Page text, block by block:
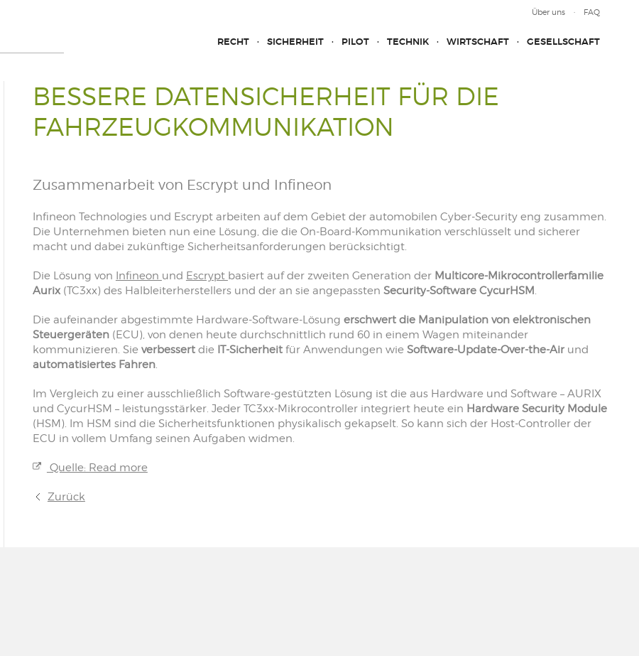
Über uns FAQ
RECHT SICHERHEIT PILOT TECHNIK WIRTSCHAFT GESELLSCHAFT
BESSERE DATENSICHERHEIT FÜR DIE
FAHRZEUGKOMMUNIKATION
Zusammenarbeit von Escrypt und Infineon
Infineon Technologies und Escrypt arbeiten auf dem Gebiet der automobilen Cyber-Security eng zusammen.
Die Unternehmen bieten nun eine Lösung, die die On-Board-Kommunikation verschlüsselt und sicherer
macht und dabei zukünftige Sicherheitsanforderungen berücksichtigt.
Die Lösung von Infineon und Escrypt basiert auf der zweiten Generation der Multicore-Mikrocontrollerfamilie
Aurix(TC3xx) des Halbleiterherstellers und der an sie angepassten Security-Software CycurHSM.
Die aufeinander abgestimmte Hardware-Software-Lösung erschwert die Manipulation von elektronischen
Steuergeräten(ECU), von denen heute durchschnittlich rund 60 in einem Wagen miteinander
kommunizieren. Sie verbessertdie IT-Sicherheitfür Anwendungen wie Software-Update-Over-the-Airund
automatisiertes Fahren.
Im Vergleich zu einer ausschließlich Software-gestützten Lösung ist die aus Hardware und Software – AURIX
und CycurHSM – leistungsstärker. Jeder TC3xx-Mikrocontroller integriert heute ein Hardware Security Module
(HSM). Im HSM sind die Sicherheitsfunktionen physikalisch gekapselt. So kann sich der Host-Controller der
ECU in vollem Umfang seinen Aufgaben widmen.
Quelle: Read more
Zurück